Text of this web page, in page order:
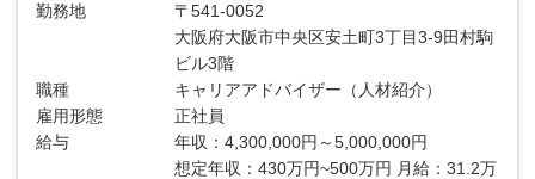
勤務地
〒541-0052
大阪府大阪市中央区安土町3丁目3-9田村駒
ビル3階
職種
キャリアアドバイザー（人材紹介）
雇用形態
正社員
給与
年収：4,300,000円～5,000,000円
想定年収：430万円~500万円 月給：31.2万